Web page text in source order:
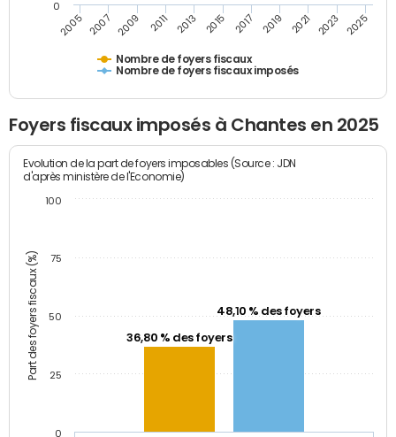
Nombre de foyers fiscaux
Nombre de foyers fiscaux imposés
2005 2007 2009 2011 2013 2015 2017 2019 2021 2023 2025
0
Foyers fiscaux imposés à Chantes en 2025
Part des foyers fiscaux (%)
Evolution de la part de foyers imposables (Source : JDN
d'après ministère de l'Economie)
36,80 % des foyers
48,10 % des foyers
0
25
50
75
100